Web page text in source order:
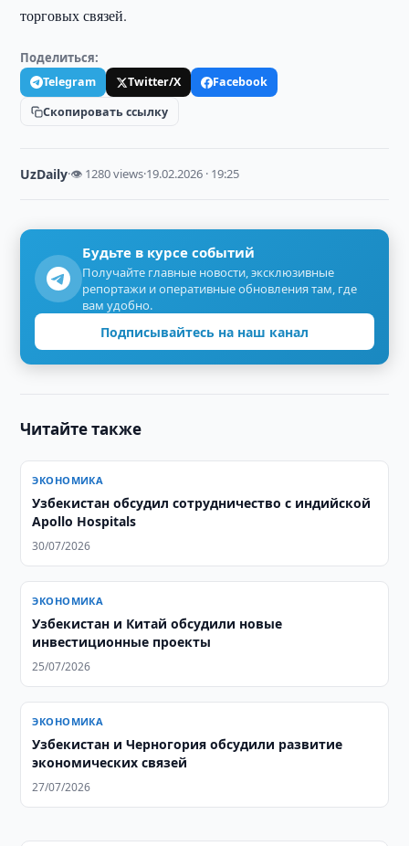
торговых связей.
Поделиться:
Telegram Twitter/X
Facebook
Скопировать ссылку
UzDaily·👁 1280 views·19.02.2026 · 19:25
Будьте в курсе событий
Получайте главные новости, эксклюзивные
репортажи и оперативные обновления там, где
вам удобно.
Подписывайтесь на наш канал
Читайте также
ЭКОНОМИКА
Узбекистан обсудил сотрудничество с индийской
Apollo Hospitals
30/07/2026
ЭКОНОМИКА
Узбекистан и Китай обсудили новые
инвестиционные проекты
25/07/2026
ЭКОНОМИКА
Узбекистан и Черногория обсудили развитие
экономических связей
27/07/2026